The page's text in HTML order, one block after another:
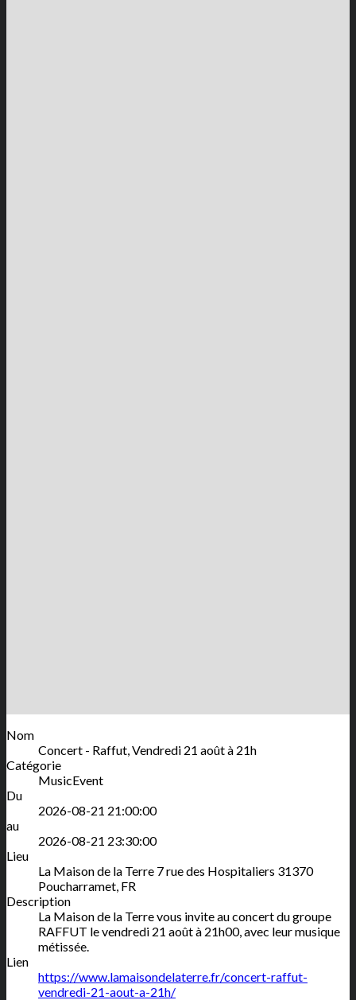
Nom
Concert - Raffut, Vendredi 21 août à 21h
Catégorie
MusicEvent
Du
2026-08-21 21:00:00
au
2026-08-21 23:30:00
Lieu
La Maison de la Terre 7 rue des Hospitaliers 31370
Poucharramet, FR
Description
La Maison de la Terre vous invite au concert du groupe
RAFFUT le vendredi 21 août à 21h00, avec leur musique
métissée.
Lien
https://www.lamaisondelaterre.fr/concert-raffut-
vendredi-21-aout-a-21h/